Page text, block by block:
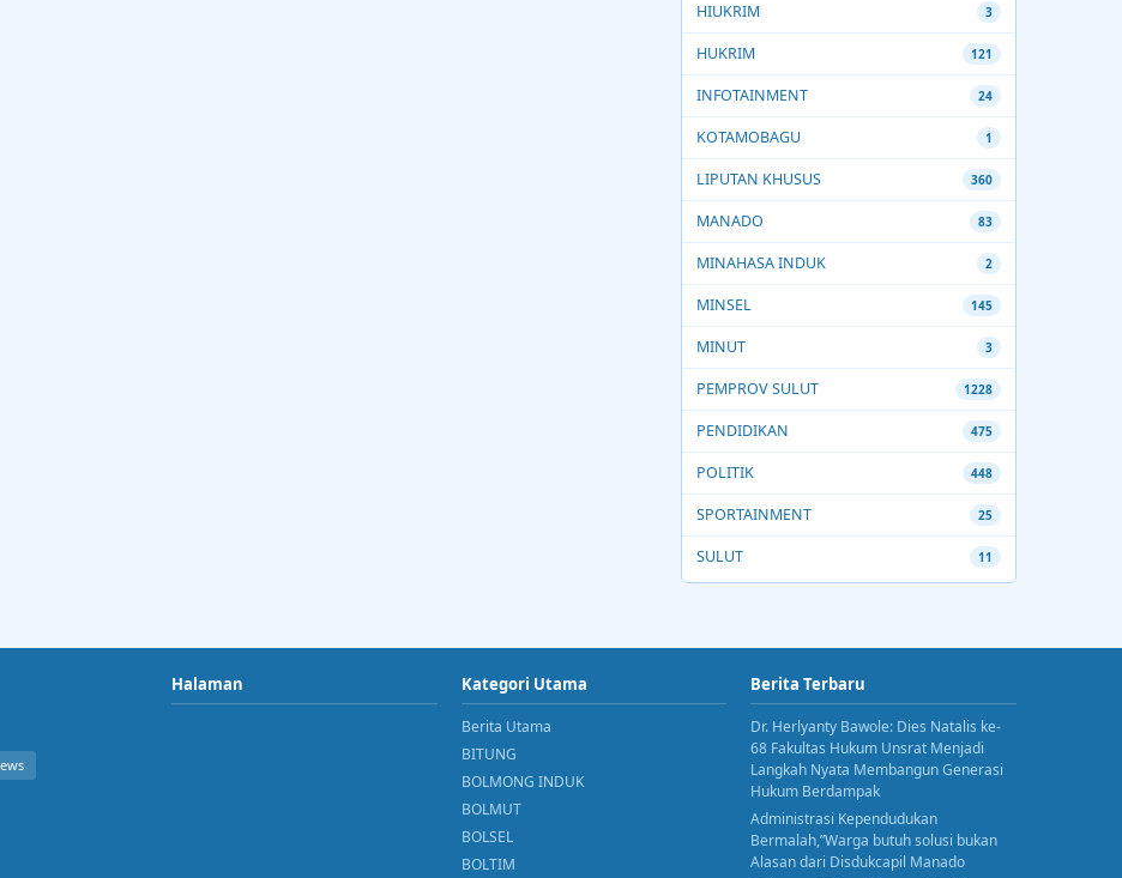
HIUKRIM 3
HUKRIM 121
INFOTAINMENT 24
KOTAMOBAGU 1
LIPUTAN KHUSUS 360
MANADO 83
MINAHASA INDUK 2
MINSEL 145
MINUT 3
PEMPROV SULUT 1228
PENDIDIKAN 475
POLITIK 448
SPORTAINMENT 25
SULUT 11
Halaman Kategori Utama
Berita Utama
BITUNG
BOLMONG INDUK
BOLMUT
BOLSEL
BOLTIM
Berita Terbaru
Dr. Herlyanty Bawole: Dies Natalis ke-
68 Fakultas Hukum Unsrat Menjadi
Langkah Nyata Membangun Generasi
Hukum Berdampak
Administrasi Kependudukan
Bermalah,”Warga butuh solusi bukan
Alasan dari Disdukcapil Manado